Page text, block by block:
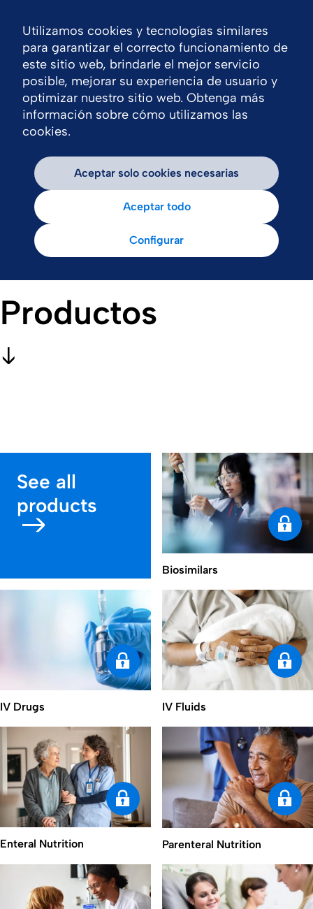
Productos
See all
products
Biosimilars
IV Drugs IV Fluids
Enteral Nutrition Parenteral Nutrition
Utilizamos cookies y tecnologías similares
para garantizar el correcto funcionamiento de
este sitio web, brindarle el mejor servicio
posible, mejorar su experiencia de usuario y
optimizar nuestro sitio web. Obtenga más
información sobre cómo utilizamos las
cookies.
Aceptar solo cookies necesarias
Aceptar todo
Configurar